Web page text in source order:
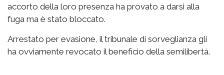
accorto della loro presenza ha provato a darsi alla
fuga ma è stato bloccato.
Arrestato per evasione, il tribunale di sorveglianza gli
ha ovviamente revocato il beneficio della semilibertà.